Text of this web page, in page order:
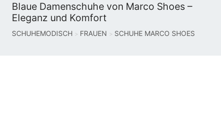
Blaue Damenschuhe von Marco Shoes –
Eleganz und Komfort
SCHUHEMODISCH FRAUEN SCHUHE MARCO SHOES